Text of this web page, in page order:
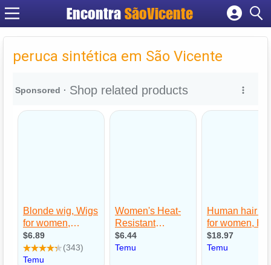
Encontra SãoVicente
Cadastrar empresa
Fazer login
Criar conta
peruca sintética em São Vicente